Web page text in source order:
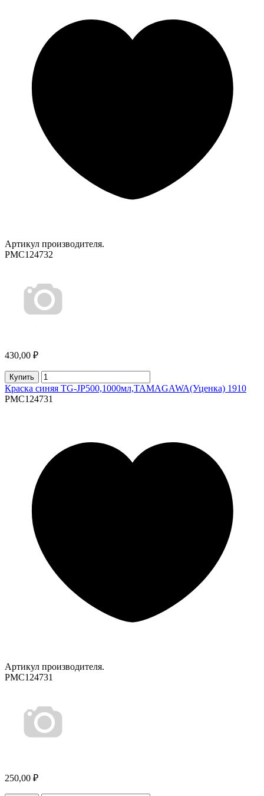
Артикул производителя.
PMC124732
430,00 ₽
Купить
Краска синяя TG-JP500,1000мл,TAMAGAWA(Уценка) 1910
PMC124731
Артикул производителя.
PMC124731
250,00 ₽